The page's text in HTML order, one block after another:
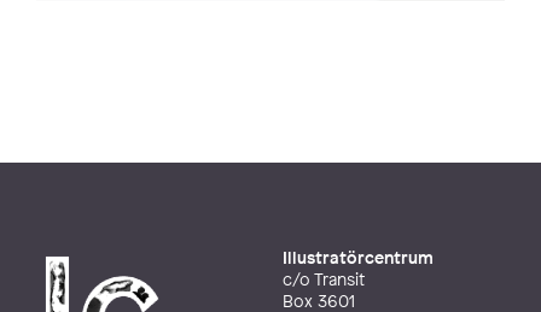
Illustratörcentrum
c/o Transit
Box 3601